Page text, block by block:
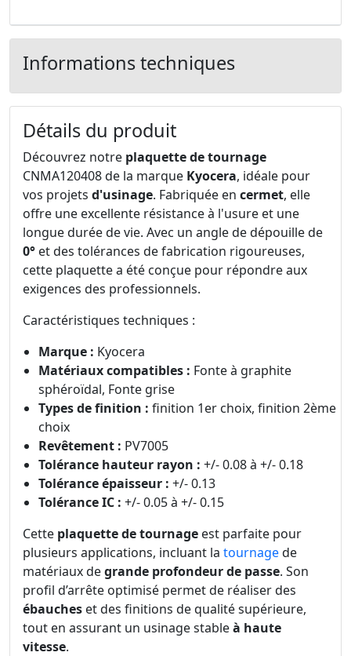
Informations techniques
Détails du produit
Découvrez notre plaquette de tournage
CNMA120408 de la marque Kyocera, idéale pour
vos projets d'usinage. Fabriquée en cermet, elle
offre une excellente résistance à l'usure et une
longue durée de vie. Avec un angle de dépouille de
0° et des tolérances de fabrication rigoureuses,
cette plaquette a été conçue pour répondre aux
exigences des professionnels.
Caractéristiques techniques :
Marque : Kyocera
Matériaux compatibles : Fonte à graphite
sphéroïdal, Fonte grise
Types de finition : finition 1er choix, finition 2ème
choix
Revêtement : PV7005
Tolérance hauteur rayon : +/- 0.08 à +/- 0.18
Tolérance épaisseur : +/- 0.13
Tolérance IC : +/- 0.05 à +/- 0.15
Cette plaquette de tournage est parfaite pour
plusieurs applications, incluant la tournagede
matériaux degrande profondeur de passe. Son
profil d’arrête optimisé permet de réaliser des
ébauches et des finitions de qualité supérieure,
tout en assurant un usinage stableà haute
vitesse.